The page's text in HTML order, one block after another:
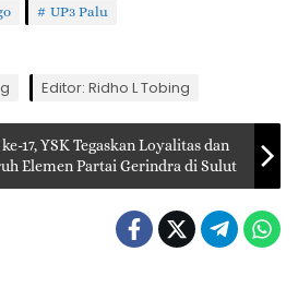
UP3 Palu
Editor: Ridho L Tobing
17, YSK Tegaskan Loyalitas dan
Elemen Partai Gerindra di Sulut